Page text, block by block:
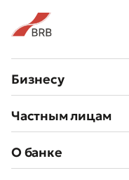
Бизнесу
Частным лицам
О банке